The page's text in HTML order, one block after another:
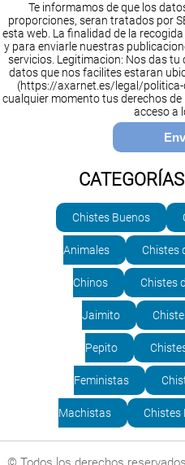
Te informamos de que los
proporciones, seran tratados por
esta web. La finalidad de la
y para enviarle nuestras
servicios. Legitimacion: Nos das
datos que nos facilites estaran
(https://axarnet.es/legal/politica-
cualquier momento tus derechos
acceso a
Chistes Buenos
Animales Chistes
Chinos Chistes
Jaimito
Pepito
Feministas
Machistas Chistes